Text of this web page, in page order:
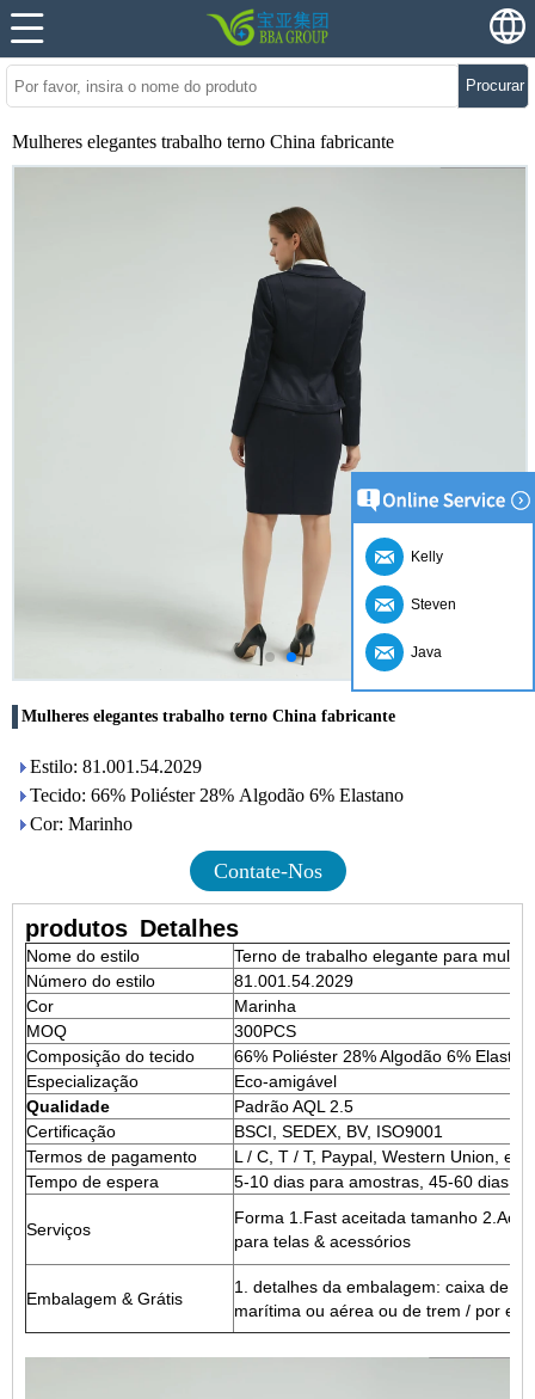
Procurar
Mulheres elegantes trabalho terno China fabricante
Mulheres elegantes trabalho terno China fabricante
Estilo: 81.001.54.2029
Tecido: 66% Poliéster 28% Algodão 6% Elastano
Cor: Marinho
Contate-Nos
produtos Detalhes
Nome do estilo
Terno de trabalho elegante para
Número do estilo
81.001.54.2029
Cor
Marinha
MOQ
300PCS
Composição do tecido
66% Poliéster 28% Algodão 6%
Especialização
Eco-amigável
Qualidade
Padrão AQL 2.5
Certificação
BSCI, SEDEX, BV, ISO9001
Termos de pagamento
L / C, T / T, Paypal, Western Union, etc
Tempo de espera
5-10 dias para amostras, 45-60 dias
Serviços
Forma 1.Fast aceitada tamanho
para telas & acessórios
Embalagem & Grátis
1. detalhes da embalagem: caixa de
marítima ou aérea ou de trem / por
Kelly
Steven
Java